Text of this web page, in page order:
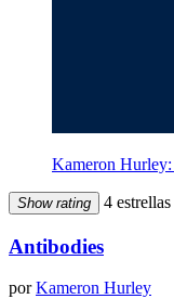
Kameron
Show rating 4 estrellas
Antibodies
porKameron Hurley